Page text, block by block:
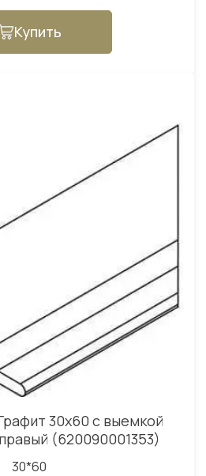
Купить
30x60 с выемкой
(620090001353)
30*60